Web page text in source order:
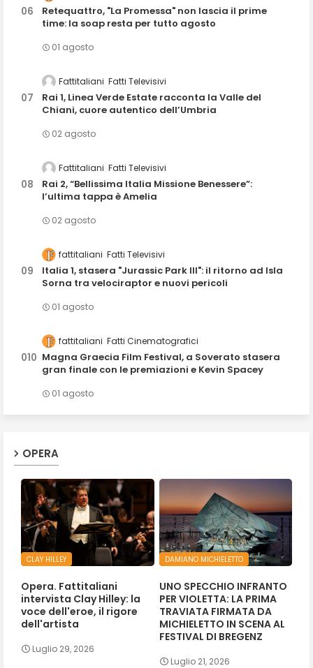
Retequattro, "La Promessa" non lascia il prime
time: la soap resta per tutto agosto
01 agosto
Fattitaliani Fatti Televisivi
Rai 1, Linea Verde Estate racconta la Valle del
Chiani, cuore autentico dell’Umbria
02 agosto
Fattitaliani Fatti Televisivi
Rai 2, “Bellissima Italia Missione Benessere”:
l’ultima tappa è Amelia
02 agosto
fattitaliani Fatti Televisivi
Italia 1, stasera "Jurassic Park III": il ritorno ad Isla
Sorna tra velociraptor e nuovi pericoli
01 agosto
fattitaliani Fatti Cinematografici
Magna Graecia Film Festival, a Soverato stasera
gran finale con le premiazioni e Kevin Spacey
01 agosto
OPERA
CLAY HILLEY
Opera. Fattitaliani
intervista Clay Hilley: la
voce dell'eroe, il rigore
dell'artista
Luglio 29, 2026
DAMIANO MICHIELETTO
UNO SPECCHIO INFRANTO
PER VIOLETTA: LA PRIMA
TRAVIATA FIRMATA DA
MICHIELETTO IN SCENA AL
FESTIVAL DI BREGENZ
Luglio 21, 2026